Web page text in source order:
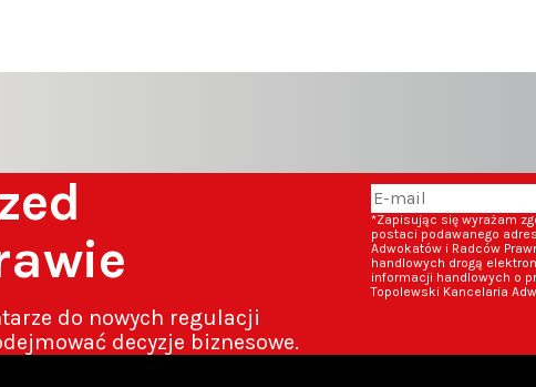
do nowych regulacji
decyzje biznesowe.
*Zapisując się wyrażam
postaci podawanego
Adwokatów i Radców
handlowych drogą
informacji handlowych o
Topolewski Kancelaria